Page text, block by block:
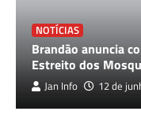
NOTÍCIAS
Brandão anuncia
Estreito dos
Jan Info 12 de